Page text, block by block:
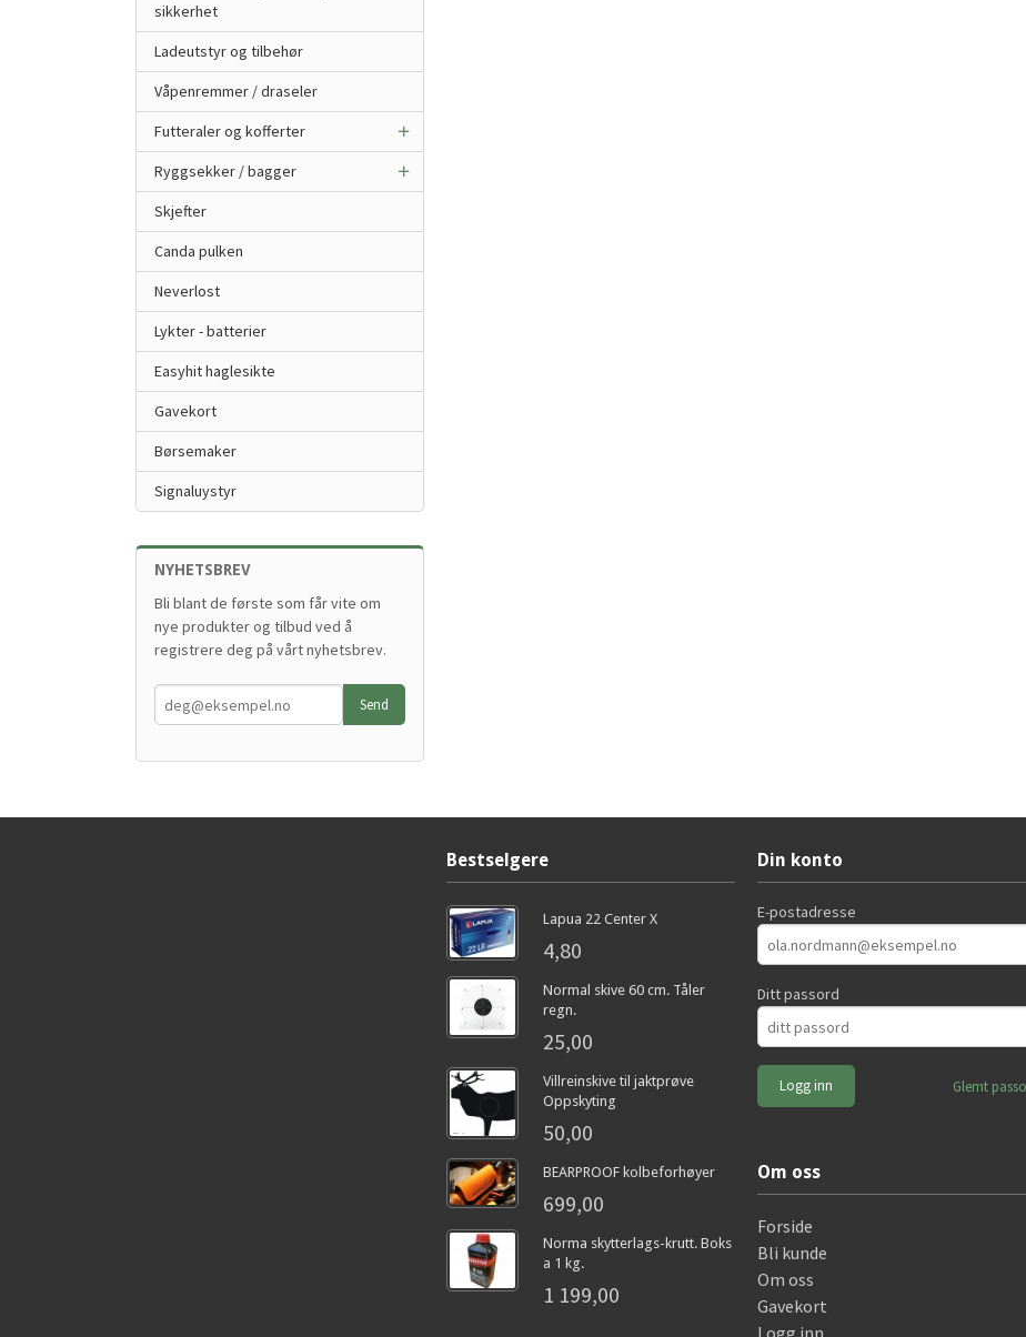
sikkerhet
Ladeutstyr og tilbehør
Våpenremmer / draseler
Futteraler og kofferter
Ryggsekker / bagger
Skjefter
Canda pulken
Neverlost
Lykter - batterier
Easyhit haglesikte
Gavekort
Børsemaker
Signaluystyr
NYHETSBREV
Bli blant de første som får vite om
nye produkter og tilbud ved å
registrere deg på vårt nyhetsbrev.
Bestselgere
Lapua 22 Center X
4,80
Normal skive 60 cm. Tåler
regn.
25,00
Villreinskive til jaktprøve
Oppskyting
50,00
BEARPROOF kolbeforhøyer
699,00
Norma skytterlags-krutt. Boks
a 1 kg.
1 199,00
Din konto
E-postadresse
Ditt passord
Glemt
Om oss
Forside
Bli kunde
Om oss
Gavekort
Logg inn